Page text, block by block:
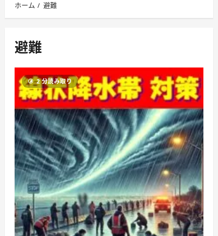
メ
ニ
ー
ホーム 避難
避難
2 分読み取り